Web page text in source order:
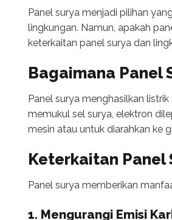
Panel surya menjadi pilihan
lingkungan. Namun, apakah
keterkaitan panel surya dan
Bagaimana Panel
Panel surya menghasilkan
memukul sel surya, elektron
mesin atau untuk diarahkan ke
Keterkaitan Panel
Panel surya memberikan
1. Mengurangi Emisi